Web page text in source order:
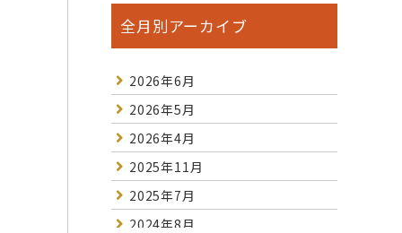
全月別アーカイブ
2026年6月
2026年5月
2026年4月
2025年11月
2025年7月
2024年8月